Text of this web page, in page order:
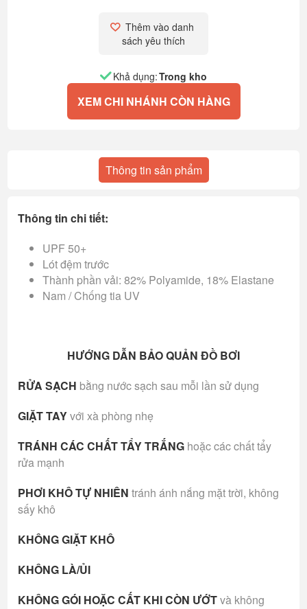
Thêm vào danh
sách yêu thích
Khả dụng:Trong kho
XEM CHI NHÁNH CÒN HÀNG
Thông tin sản phẩm
Thông tin chi tiết:
UPF 50+
Lót đệm trước
Thành phần vải: 82% Polyamide, 18% Elastane
Nam / Chống tia UV
HƯỚNG DẪN BẢO QUẢN ĐỒ BƠI
RỬA SẠCH bằng nước sạch sau mỗi lần sử dụng
GIẶT TAYvới xà phòng nhẹ
TRÁNH CÁC CHẤT TẨY TRẮNG hoặc các chất tẩy
rửa mạnh
PHƠI KHÔ TỰ NHIÊN tránh ánh nắng mặt trời, không
sấy khô
KHÔNG GIẶT KHÔ
KHÔNG LÀ/ỦI
KHÔNG GÓI HOẶC CẤT KHI CÒN ƯỚTvà không